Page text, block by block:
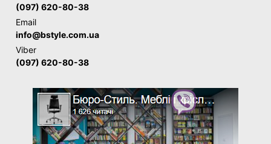
(097) 620-80-38
Email
info@bstyle.com.ua
Viber
(097) 620-80-38